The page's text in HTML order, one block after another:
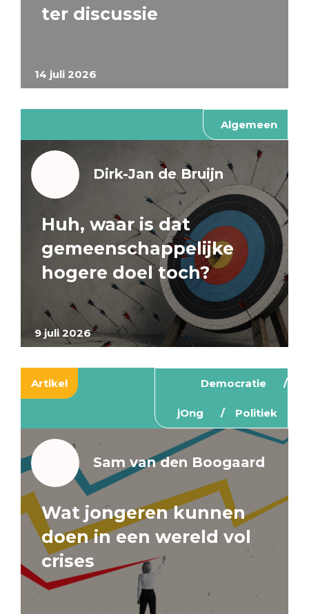
14 juli 2026
ter discussie
Algemeen
9 juli 2026
Dirk-Jan de Bruijn
Huh, waar is dat
gemeenschappelijke
hogere doel toch?
Artikel Democratie
jOng Politiek
Sam van den Boogaard
Wat jongeren kunnen
doen in een wereld vol
crises